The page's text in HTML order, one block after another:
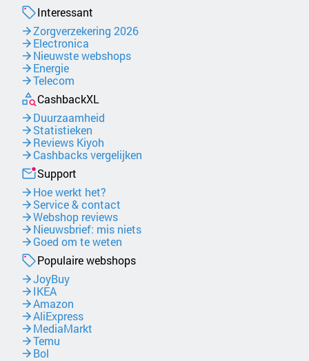
Interessant
Zorgverzekering 2026
Electronica
Nieuwste webshops
Energie
Telecom
CashbackXL
Duurzaamheid
Statistieken
Reviews Kiyoh
Cashbacks vergelijken
Support
Hoe werkt het?
Service & contact
Webshop reviews
Nieuwsbrief: mis niets
Goed om te weten
Populaire webshops
JoyBuy
IKEA
Amazon
AliExpress
MediaMarkt
Temu
Bol